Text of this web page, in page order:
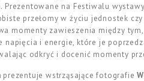
Prezentowane na Festiwalu
przełomy w życiu jednostek
momenty zawieszenia między
napięcia i energie, które je
odkryć i docenić momenty
prezentuje wstrząsające fotografie